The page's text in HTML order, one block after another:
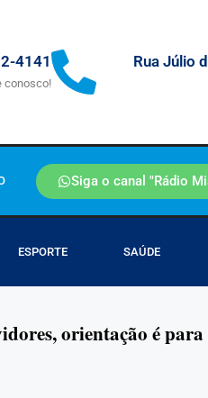
4141
conosco!
Rua Júlio
Siga o canal "Rádio
ESPORTE SAÚDE
orientação é para